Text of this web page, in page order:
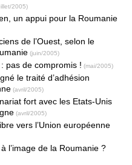
2005)
un appui pour la Roumanie
de l’Ouest, selon le
(juin/2005)
pas de compromis ! (mai/2005)
le traité d’adhésion
(avril/2005)
fort avec les Etats-Unis
(avril/2005)
vers l’Union européenne
l’image de la Roumanie ?